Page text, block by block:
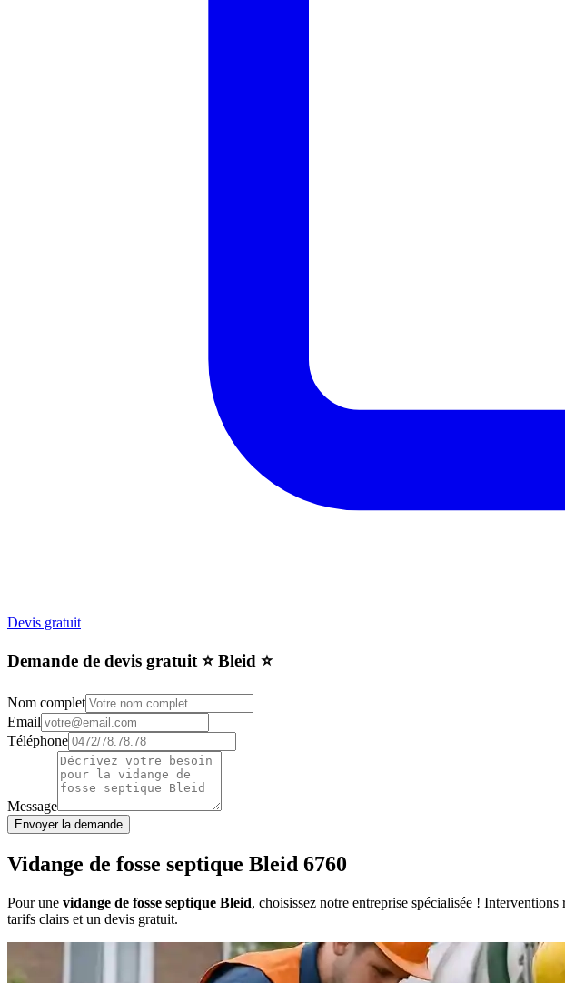
Devis gratuit
Demande de devis gratuit ⭐️ Bleid ⭐️
Nom complet
Email
Téléphone
Message
Envoyer la demande
Vidange de fosse septique Bleid 6760
Pour une vidange de fosse septique Bleid, choisissez notre entreprise spécialisée !
tarifs clairs et un devis gratuit.